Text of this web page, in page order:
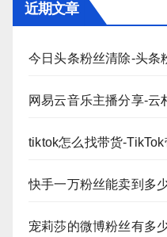
近期文章
今日头条粉丝清除-头条
网易云音乐主播分享-云
tiktok怎么找带货-
快手一万粉丝能卖到多
宠莉莎的微博粉丝有多